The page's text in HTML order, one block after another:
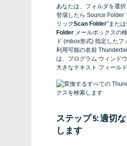
あなたは、フォルダを選
登場したら Source Folder
リックScan Folder"または
Folder メールボックスの
ド (mbox形式) 指定したフ
利用可能の名前
は、プログラム ウィンド
大きなテキスト フィール
ステップ 5: 適切
します